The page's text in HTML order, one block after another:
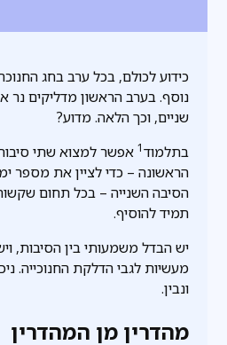
כידוע לכולם, בכל ערב בחג
נוסף. בערב הראשון מדליקים נר
שניים, וכך הלאה. מדוע?
בתלמוד1אפשר למצוא שתי
הראשונה – כדי לציין את מספר
הסיבה השנייה – בכל תחום
תמיד להוסיף.
יש הבדל משמעותי בין הסיבות,
מעשיות לגבי הדלקת החנוכייה.
ונבין.
מהדרין מן המהדרין